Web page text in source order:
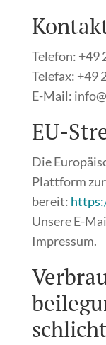
Telefon: +49
Telefax: +49
E-Mail:
EU-
Die
Plattform
bereit:
Unsere E-
Impressum.